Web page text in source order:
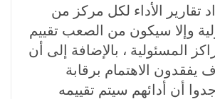
تقارير الأداء لكل مركز من
وإلا سيكون من الصعب تقييم
المسئولية ، بالإضافة إلى أن
الاهتمام برقابة
أن أدائهم سيتم تقييمه